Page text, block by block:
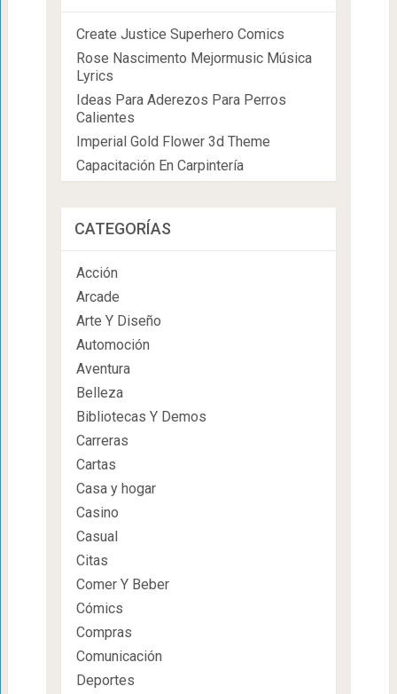
Create Justice Superhero Comics
Rose Nascimento Mejormusic Música
Lyrics
Ideas Para Aderezos Para Perros
Calientes
Imperial Gold Flower 3d Theme
Capacitación En Carpintería
CATEGORÍAS
Acción
Arcade
Arte Y Diseño
Automoción
Aventura
Belleza
Bibliotecas Y Demos
Carreras
Cartas
Casa y hogar
Casino
Casual
Citas
Comer Y Beber
Cómics
Compras
Comunicación
Deportes